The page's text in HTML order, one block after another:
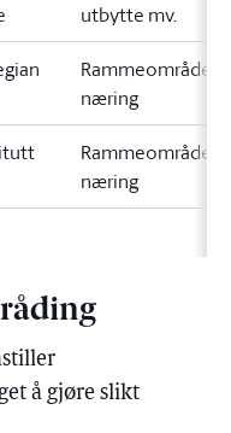
utbytte mv.
Rammeområde 9
næring
Rammeområde 9
næring
å gjøre slikt